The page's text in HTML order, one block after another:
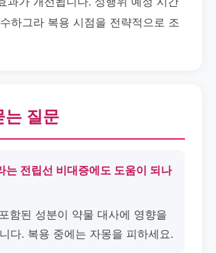
하그라 복용 시점을 전략적으로 조
는 질문
는 전립선 비대증에도 도움이 되나
함된 성분이 약물 대사에 영향을
다. 복용 중에는 자몽을 피하세요.